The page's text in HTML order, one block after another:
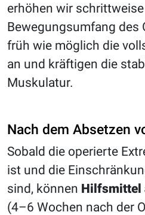
erhöhen wir
Bewegungsumfang des
früh wie möglich die
an und kräftigen die
Muskulatur.
Nach dem Absetzen
Sobald die operierte
ist und die
sind, können Hilfsmittel
(4–6 Wochen nach der